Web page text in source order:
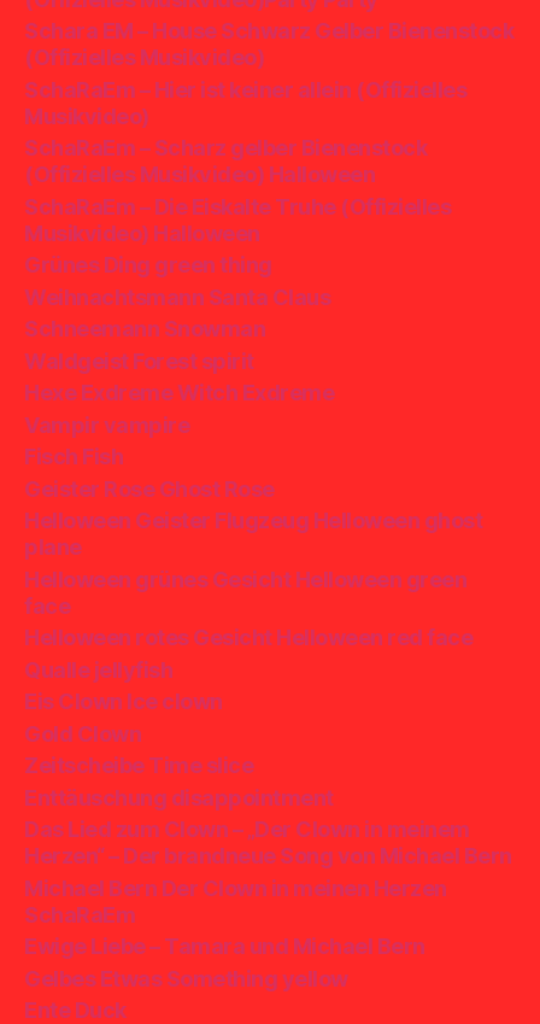
Schara EM – House Schwarz Gelber Bienenstock
(Offizielles Musikvideo)
SchaRaEm – Hier ist keiner allein (Offizielles
Musikvideo)
SchaRaEm – Scharz gelber Bienenstock
(Offizielles Musikvideo) Halloween
SchaRaEm – Die Eiskalte Truhe (Offizielles
Musikvideo) Halloween
Grünes Ding green thing
Weihnachtsmann Santa Claus
Schneemann Snowman
Waldgeist Forest spirit
Hexe Exdreme Witch Exdreme
Vampir vampire
Fisch Fish
Geister Rose Ghost Rose
Helloween Geister Flugzeug Helloween ghost
plane
Helloween grünes Gesicht Helloween green
face
Helloween rotes Gesicht Helloween red face
Qualle jellyfish
Eis Clown Ice clown
Gold Clown
Zeitscheibe Time slice
Enttäuschung disappointment
Das Lied zum Clown – „Der Clown in meinem
Herzen“ – Der brandneue Song von Michael Bern
Michael Bern Der Clown in meinen Herzen
SchaRaEm
Ewige Liebe – Tamara und Michael Bern
Gelbes Etwas Something yellow
Ente Duck